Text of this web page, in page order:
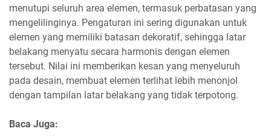
menutupi seluruh area elemen, termasuk perbatasan yang
mengelilinginya. Pengaturan ini sering digunakan untuk
elemen yang memiliki batasan dekoratif, sehingga latar
belakang menyatu secara harmonis dengan elemen
tersebut. Nilai ini memberikan kesan yang menyeluruh
pada desain, membuat elemen terlihat lebih menonjol
dengan tampilan latar belakang yang tidak terpotong.
Baca Juga: